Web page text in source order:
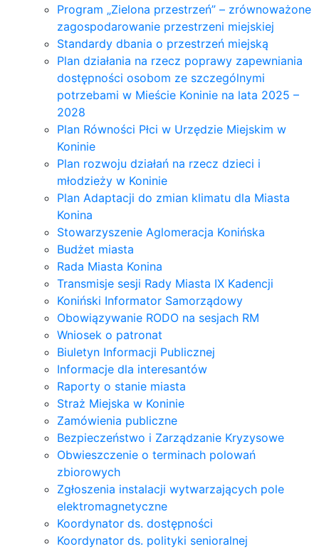
Program „Zielona przestrzeń” – zrównoważone
zagospodarowanie przestrzeni miejskiej
Standardy dbania o przestrzeń miejską
Plan działania na rzecz poprawy zapewniania
dostępności osobom ze szczególnymi
potrzebami w Mieście Koninie na lata 2025 –
2028
Plan Równości Płci w Urzędzie Miejskim w
Koninie
Plan rozwoju działań na rzecz dzieci i
młodzieży w Koninie
Plan Adaptacji do zmian klimatu dla Miasta
Konina
Stowarzyszenie Aglomeracja Konińska
Budżet miasta
Rada Miasta Konina
Transmisje sesji Rady Miasta IX Kadencji
Koniński Informator Samorządowy
Obowiązywanie RODO na sesjach RM
Wniosek o patronat
Biuletyn Informacji Publicznej
Informacje dla interesantów
Raporty o stanie miasta
Straż Miejska w Koninie
Zamówienia publiczne
Bezpieczeństwo i Zarządzanie Kryzysowe
Obwieszczenie o terminach polowań
zbiorowych
Zgłoszenia instalacji wytwarzających pole
elektromagnetyczne
Koordynator ds. dostępności
Koordynator ds. polityki senioralnej